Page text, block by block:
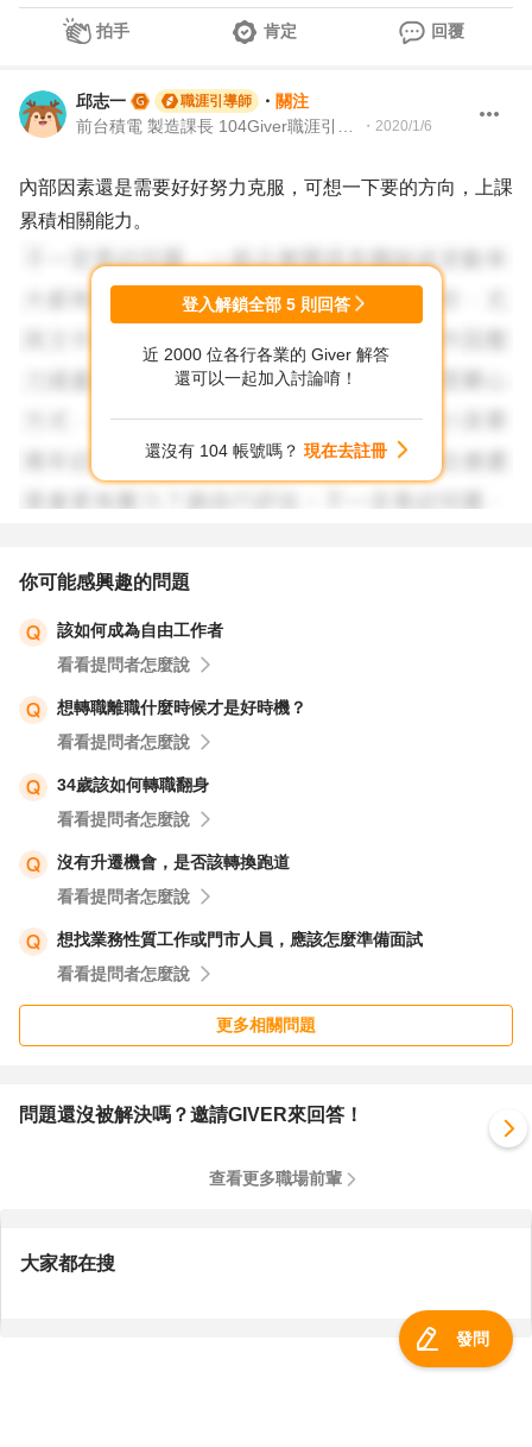
拍手 肯定 回覆
邱志一 職涯引導師 ・ 關注
・ 2020/1/6
內部因素還是需要好好努力克服，可想一下要的方向，上課
累積相關能力。
登入解鎖全部 5 則回答
近 2000 位各行各業的 Giver 解答
還可以一起加入討論唷！
還沒有 104 帳號嗎？ 現在去註冊
你可能感興趣的問題
該如何成為自由工作者
看看提問者怎麼說
想轉職離職什麼時候才是好時機？
看看提問者怎麼說
34歲該如何轉職翻身
看看提問者怎麼說
沒有升遷機會，是否該轉換跑道
看看提問者怎麼說
想找業務性質工作或門市人員，應該怎麼準備面試
看看提問者怎麼說
更多相關問題
問題還沒被解決嗎？邀請GIVER來回答！
查看更多職場前輩
大家都在搜
發問